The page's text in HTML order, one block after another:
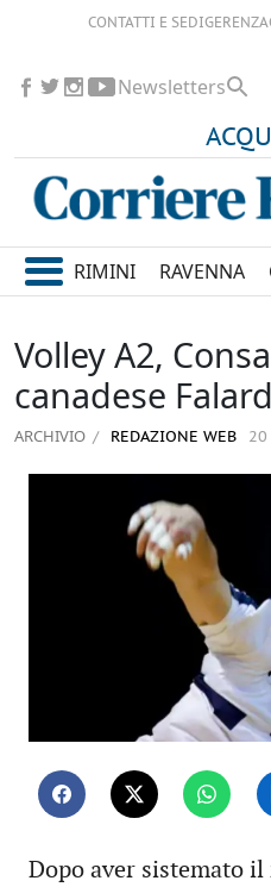
CONTATTI E SEDIGERENZA
Newsletters
RIMINI RAVENNA
Volley A2,
canadese
ARCHIVIO REDAZIONE WEB 20
Dopo aver sistemato